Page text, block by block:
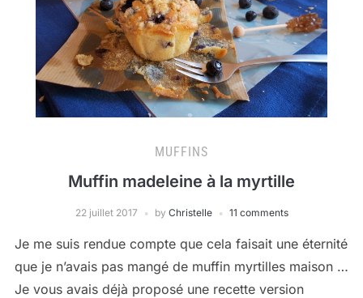
MUFFINS
Muffin madeleine à la myrtille
22 juillet 2017 by Christelle 11 comments
Je me suis rendue compte que cela faisait une éternité
que je n’avais pas mangé de muffin myrtilles maison …
Je vous avais déjà proposé une recette version